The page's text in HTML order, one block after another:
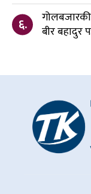
६.
बीर बहादुर